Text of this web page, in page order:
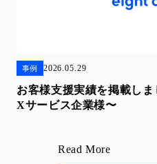
事例 2026.05.29
お客様支援実績を掲載し
Xサービス企業様〜
Read More